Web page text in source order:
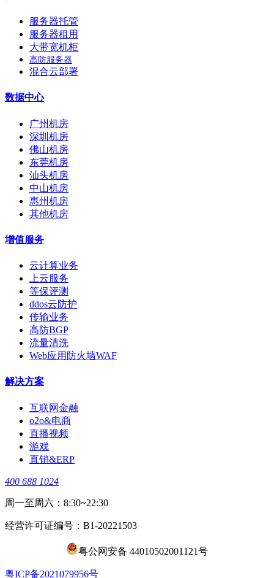
服务器托管
服务器租用
大带宽机柜
高防服务器
混合云部署
数据中心
广州机房
深圳机房
佛山机房
东莞机房
汕头机房
中山机房
惠州机房
其他机房
增值服务
云计算业务
上云服务
等保评测
ddos云防护
传输业务
高防BGP
流量清洗
Web应用防火墙WAF
解决方案
互联网金融
o2o&电商
直播视频
游戏
直销&ERP
400 688 1024
周一至周六：8:30~22:30
经营许可证编号：B1-20221503
粤公网安备 44010502001121号
​粤ICP备2021079956号